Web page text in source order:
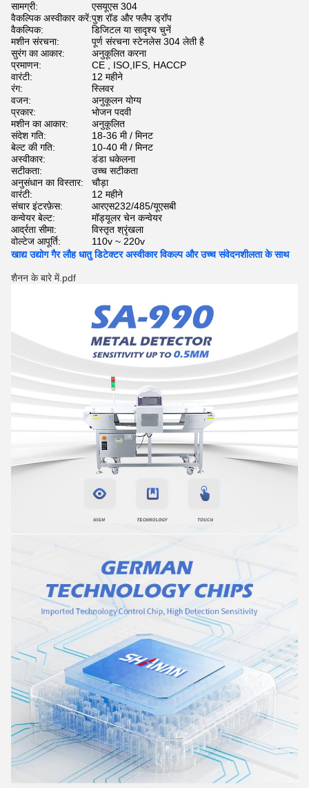
सामग्री:
एसयूएस 304
वैकल्पिक अस्वीकार करें:पुश रॉड और फ्लैप ड्रॉप
वैकल्पिक:
डिजिटल या सादृश्य चुनें
मशीन संरचना:
पूर्ण संरचना स्टेनलेस 304 लेती है
सुरंग का आकार:
अनुकूलित करना
प्रमाणन:
CE , ISO,IFS, HACCP
वारंटी:
12 महीने
रंग:
स्लिवर
वजन:
अनुकूलन योग्य
प्रकार:
भोजन पदवी
मशीन का आकार:
अनुकूलित
संदेश गति:
18-36 मी / मिनट
बेल्ट की गति:
10-40 मी / मिनट
अस्वीकार:
डंडा धकेलना
सटीकता:
उच्च सटीकता
अनुसंधान का विस्तार:
चौड़ा
वारंटी:
12 महीने
संचार इंटरफ़ेस:
आरएस232/485/यूएसबी
कन्वेयर बेल्ट:
मॉड्यूलर चेन कन्वेयर
आर्द्रता सीमा:
विस्तृत श्रृंखला
वोल्टेज आपूर्ति:
110v ~ 220v
खाद्य उद्योग गैर लौह धातु डिटेक्टर अस्वीकार विकल्प और उच्च संवेदनशीलता के साथ
शैनन के बारे में.pdf